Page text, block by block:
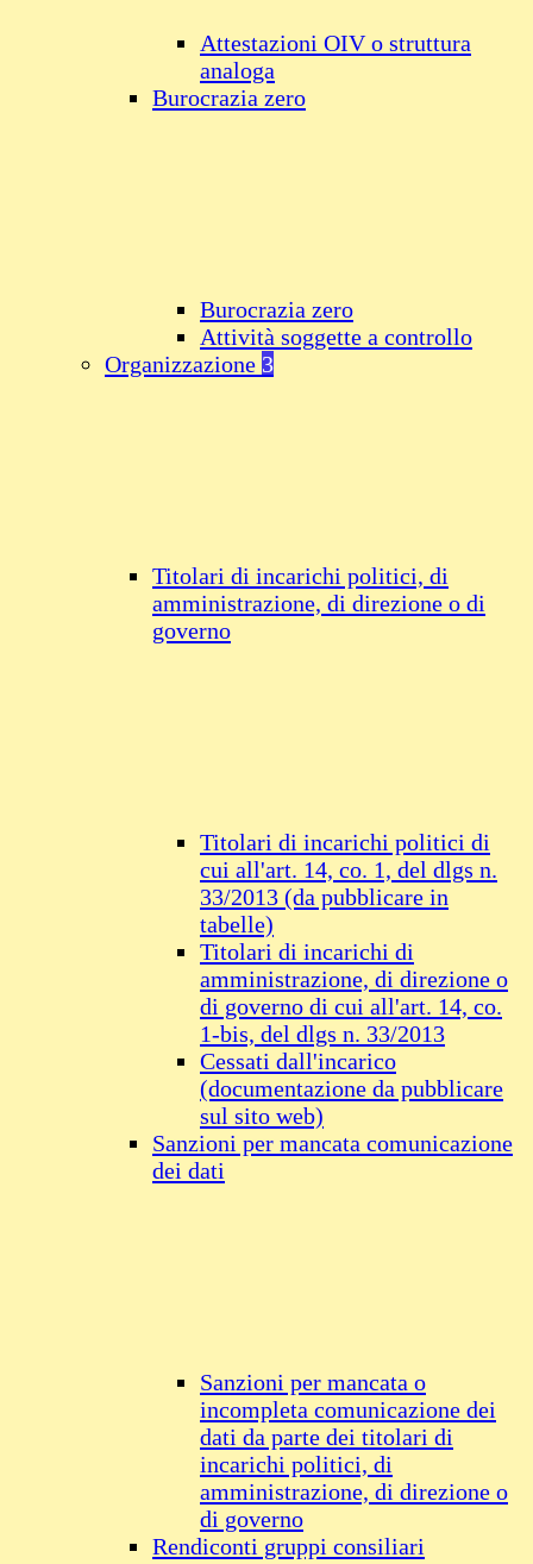
Attestazioni OIV o struttura
analoga
Burocrazia zero
Burocrazia zero
Attività soggette a controllo
Organizzazione 3
Titolari di incarichi politici, di
amministrazione, di direzione o di
governo
Titolari di incarichi politici di
cui all'art. 14, co. 1, del dlgs n.
33/2013 (da pubblicare in
tabelle)
Titolari di incarichi di
amministrazione, di direzione o
di governo di cui all'art. 14, co.
1-bis, del dlgs n. 33/2013
Cessati dall'incarico
(documentazione da pubblicare
sul sito web)
Sanzioni per mancata comunicazione
dei dati
Sanzioni per mancata o
incompleta comunicazione dei
dati da parte dei titolari di
incarichi politici, di
amministrazione, di direzione o
di governo
Rendiconti gruppi consiliari